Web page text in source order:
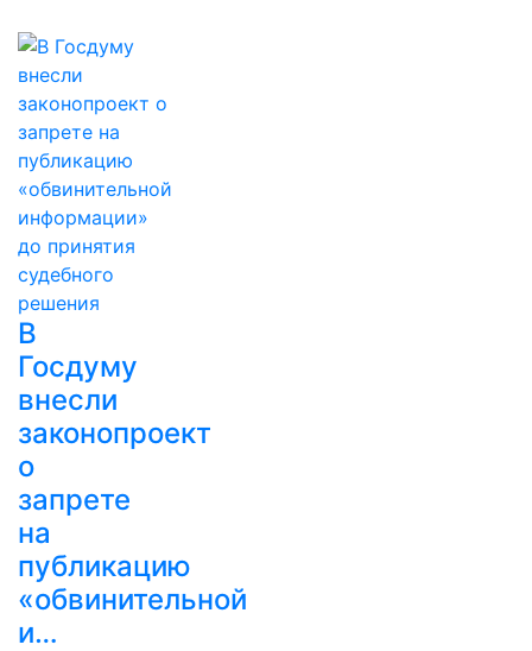
В
Госдуму
внесли
законопроект
о
запрете
на
публикацию
«обвинительной
и…